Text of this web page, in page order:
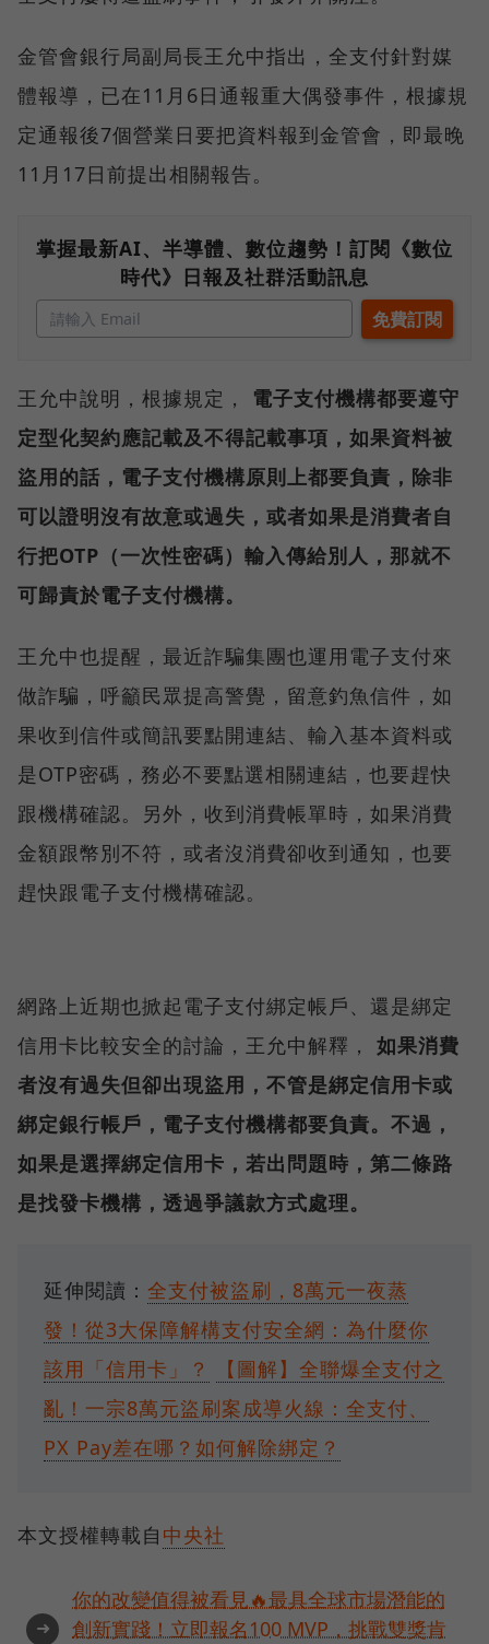
金管會銀行局副局長王允中指出，全支付針對媒
體報導，已在11月6日通報重大偶發事件，根據規
定通報後7個營業日要把資料報到金管會，即最晚
11月17日前提出相關報告。
掌握最新AI、半導體、數位趨勢！訂閱《數位
時代》日報及社群活動訊息
王允中說明，根據規定， 電子支付機構都要遵守
定型化契約應記載及不得記載事項，如果資料被
盜用的話，電子支付機構原則上都要負責，除非
可以證明沒有故意或過失，或者如果是消費者自
行把OTP（一次性密碼）輸入傳給別人，那就不
可歸責於電子支付機構。
王允中也提醒，最近詐騙集團也運用電子支付來
做詐騙，呼籲民眾提高警覺，留意釣魚信件，如
果收到信件或簡訊要點開連結、輸入基本資料或
是OTP密碼，務必不要點選相關連結，也要趕快
跟機構確認。另外，收到消費帳單時，如果消費
金額跟幣別不符，或者沒消費卻收到通知，也要
趕快跟電子支付機構確認。
網路上近期也掀起電子支付綁定帳戶、還是綁定
信用卡比較安全的討論，王允中解釋， 如果消費
者沒有過失但卻出現盜用，不管是綁定信用卡或
綁定銀行帳戶，電子支付機構都要負責。不過，
如果是選擇綁定信用卡，若出問題時，第二條路
是找發卡機構，透過爭議款方式處理。
延伸閱讀： 全支付被盜刷，8萬元一夜蒸
發！從3大保障解構支付安全網：為什麼你
該用「信用卡」？
【圖解】全聯爆全支付之
亂！一宗8萬元盜刷案成導火線：全支付、
PX Pay差在哪？如何解除綁定？
本文授權轉載自 中央社
➜
你的改變值得被看見🔥最具全球市場潛能的
創新實踐！立即報名100 MVP，挑戰雙獎肯